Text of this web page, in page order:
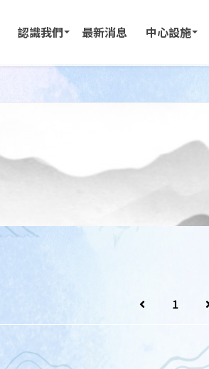
認識我們 最新消息 中心設施
1